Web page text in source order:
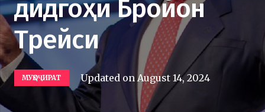
дидгоҳи Бройон
Трейси
МУҲОҶИРАТ Updated on August 14, 2024